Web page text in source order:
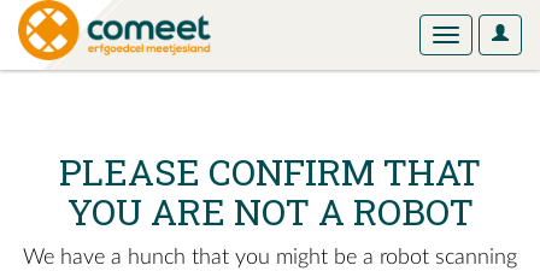
User
Toggle
PLEASE CONFIRM THAT
YOU ARE NOT A ROBOT
We have a hunch that you might be a robot scanning